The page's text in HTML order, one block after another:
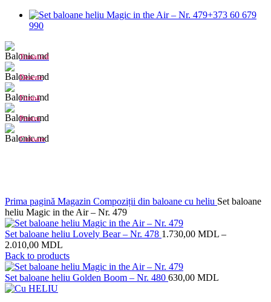
+373 60 679
990
Tematică
Desene
Formă
Pentru
Culoare
Prima pagină Magazin Compoziții din baloane cu heliu Set baloane
heliu Magic in the Air – Nr. 479
Set baloane heliu Lovely Bear – Nr. 478 1.730,00 MDL –
2.010,00 MDL
Back to products
Set baloane heliu Golden Boom – Nr. 480 630,00 MDL